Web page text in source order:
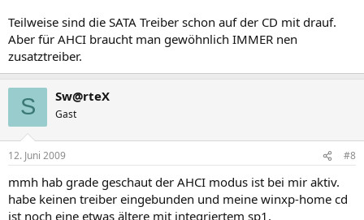
Teilweise sind die SATA Treiber schon auf der CD mit drauf.
Aber für AHCI braucht man gewöhnlich IMMER nen
zusatztreiber.
S Sw@rteX
Gast
12. Juni 2009 #8
mmh hab grade geschaut der AHCI modus ist bei mir aktiv.
habe keinen treiber eingebunden und meine winxp-home cd
ist noch eine etwas ältere mit integriertem sp1.